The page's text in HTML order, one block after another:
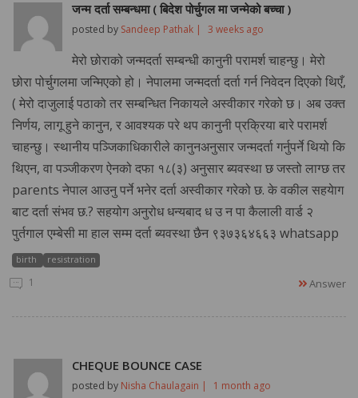
जन्म दर्ता सम्बन्धमा ( बिदेश पोर्चुगल मा जन्मेको बच्चा )
posted by Sandeep Pathak | 3 weeks ago
मेरो छोराको जन्मदर्ता सम्बन्धी कानुनी परामर्श चाहन्छु। मेरो
छोरा पोर्चुगलमा जन्मिएको हो। नेपालमा जन्मदर्ता दर्ता गर्न निवेदन दिएको थिएँ,
( मेरो दाजुलाई पठाको तर सम्बन्धित निकायले अस्वीकार गरेको छ। अब उक्त
निर्णय, लागू हुने कानुन, र आवश्यक परे थप कानुनी प्रक्रिया बारे परामर्श
चाहन्छु। स्थानीय पञ्जिकाधिकारीले कानुनअनुसार जन्मदर्ता गर्नुपर्ने थियो कि
थिएन, वा पञ्जीकरण ऐनको दफा १८(३) अनुसार ब्यवस्था छ जस्तो लाग्छ तर
parents नेपाल आउनु पर्ने भनेर दर्ता अस्वीकार गरेको छ. के वकील सहयेाग
बाट दर्ता संभव छ.? सहयोग अनुरोध धन्यबाद ध उ न पा कैलाली वार्ड २
पुर्तगाल एम्बेसी मा हाल सम्म दर्ता ब्यवस्था छैन ९३७३६४६६३ whatsapp
birth resistration
1 Answer
CHEQUE BOUNCE CASE
posted by Nisha Chaulagain | 1 month ago